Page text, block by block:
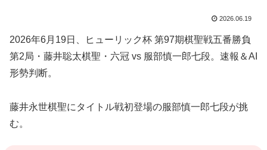
2026.06.19
2026年6月19日、ヒューリック杯 第97期棋聖戦五番勝負
第2局・藤井聡太棋聖・六冠 vs 服部慎一郎七段。速報＆AI
形勢判断。
藤井永世棋聖にタイトル戦初登場の服部慎一郎七段が挑
む。